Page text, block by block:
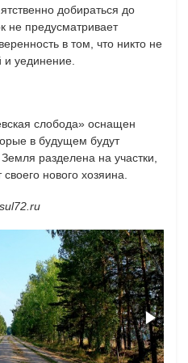
добираться до
не предусматривает
в том, что никто не
уединение.
слобода» оснащен
в будущем будут
разделена на участки,
нового хозяина.